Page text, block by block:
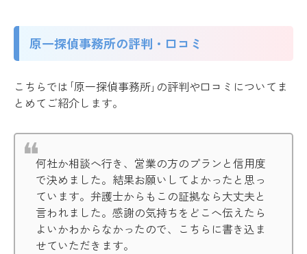
原一探偵事務所の評判・口コミ
こちらでは｢原一探偵事務所｣の評判や口コミについてま
とめてご紹介します。
何社か相談へ行き、営業の方のプランと信用度
で決めました。結果お願いしてよかったと思っ
ています。弁護士からもこの証拠なら大丈夫と
言われました。感謝の気持ちをどこへ伝えたら
よいかわからなかったので、こちらに書き込ま
せていただきます。